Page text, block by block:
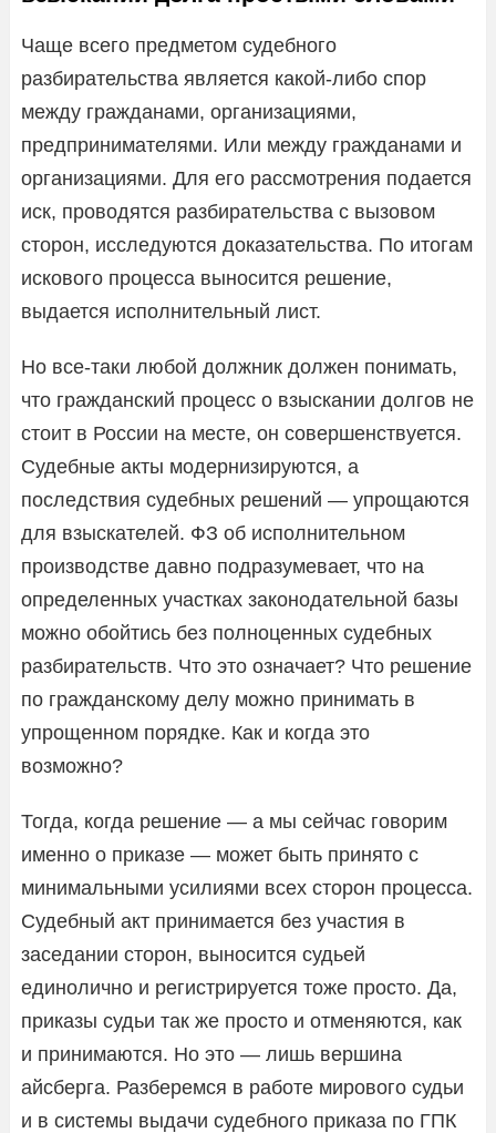
Чаще всего предметом судебного
разбирательства является какой-либо спор
между гражданами, организациями,
предпринимателями. Или между гражданами и
организациями. Для его рассмотрения подается
иск, проводятся разбирательства с вызовом
сторон, исследуются доказательства. По итогам
искового процесса выносится решение,
выдается исполнительный лист.
Но все-таки любой должник должен понимать,
что гражданский процесс о взыскании долгов не
стоит в России на месте, он совершенствуется.
Судебные акты модернизируются, а
последствия судебных решений — упрощаются
для взыскателей. ФЗ об исполнительном
производстве давно подразумевает, что на
определенных участках законодательной базы
можно обойтись без полноценных судебных
разбирательств. Что это означает? Что решение
по гражданскому делу можно принимать в
упрощенном порядке. Как и когда это
возможно?
Тогда, когда решение — а мы сейчас говорим
именно о приказе — может быть принято с
минимальными усилиями всех сторон процесса.
Судебный акт принимается без участия в
заседании сторон, выносится судьей
единолично и регистрируется тоже просто. Да,
приказы судьи так же просто и отменяются, как
и принимаются. Но это — лишь вершина
айсберга. Разберемся в работе мирового судьи
и в системы выдачи судебного приказа по ГПК